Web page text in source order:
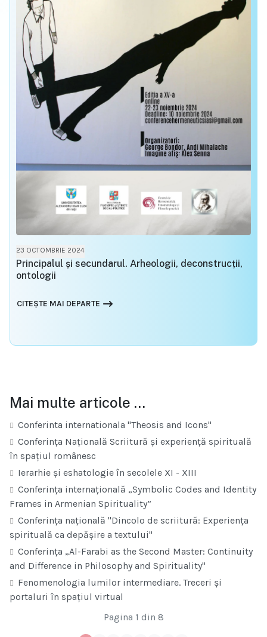
23 OCTOMBRIE 2024
Principalul și secundarul. Arheologii, deconstrucții,
ontologii
CITEȘTE MAI DEPARTE
Mai multe articole …
Conferinta internationala "Theosis and Icons"
Conferința Națională Scriitură și experiență spirituală
în spațiul românesc
Ierarhie și eshatologie în secolele XI - XIII
Conferința internațională „Symbolic Codes and Identity
Frames in Armenian Spirituality”
Conferința națională "Dincolo de scriitură: Experiența
spirituală ca depășire a textului"
Conferința „Al-Farabi as the Second Master: Continuity
and Difference in Philosophy and Spirituality"
Fenomenologia lumilor intermediare. Treceri și
portaluri în spațiul virtual
Pagina 1 din 8